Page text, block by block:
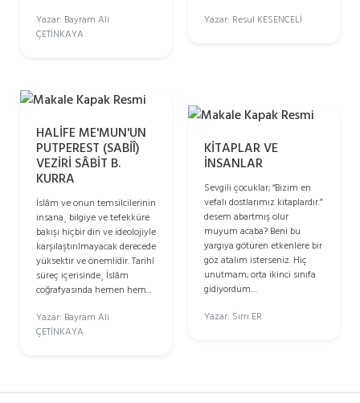
Yazar: Bayram Ali
ÇETİNKAYA
Yazar: Resul KESENCELİ
HALİFE ME'MUN'UN
PUTPEREST (SABİÎ)
VEZİRİ SÂBİT B.
KURRA
İslâm ve onun temsilcilerinin
insana¸ bilgiye ve tefekküre
bakışı hiçbir din ve ideolojiyle
karşılaştırılmayacak derecede
yüksektir ve önemlidir. Tarihî
süreç içerisinde¸ İslâm
coğrafyasında hemen hem...
Yazar: Bayram Ali
ÇETİNKAYA
KİTAPLAR VE
İNSANLAR
Sevgili çocuklar; “Bizim en
vefalı dostlarımız kitaplardır.”
desem abartmış olur
muyum acaba? Beni bu
yargıya götüren etkenlere bir
göz atalım isterseniz. Hiç
unutmam; orta ikinci sınıfa
gidiyordum....
Yazar: Sırrı ER